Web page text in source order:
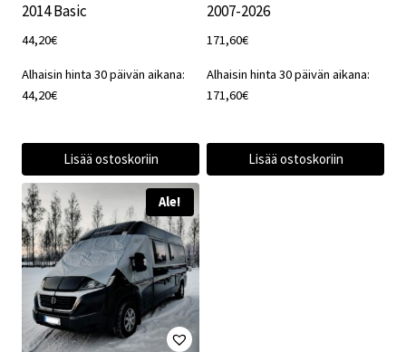
2014 Basic
44,20€
Alhaisin hinta 30 päivän aikana:
44,20€
Lisää ostoskoriin
2007-2026
171,60€
Alhaisin hinta 30 päivän aikana:
171,60€
Lisää ostoskoriin
Ale!